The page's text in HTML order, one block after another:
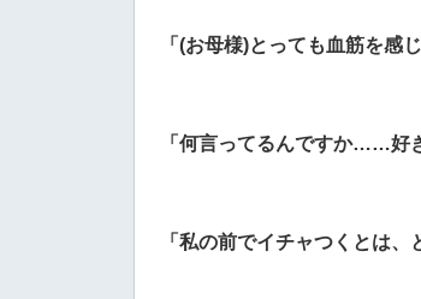
「(お母様)とっても血筋を感
「何言ってるんですか……好
「私の前でイチャつくとは